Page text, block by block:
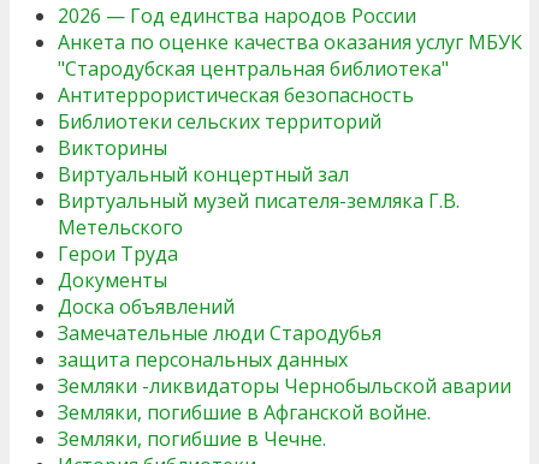
2026 — Год единства народов России
Анкета по оценке качества оказания услуг МБУК
"Стародубская центральная библиотека"
Антитеррористическая безопасность
Библиотеки сельских территорий
Викторины
Виртуальный концертный зал
Виртуальный музей писателя-земляка Г.В.
Метельского
Герои Труда
Документы
Доска объявлений
Замечательные люди Стародубья
защита персональных данных
Земляки -ликвидаторы Чернобыльской аварии
Земляки, погибшие в Афганской войне.
Земляки, погибшие в Чечне.